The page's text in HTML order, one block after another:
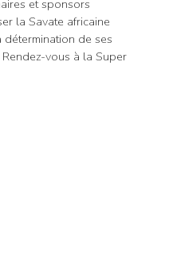
et sponsors
la Savate africaine
de ses
vous à la Super